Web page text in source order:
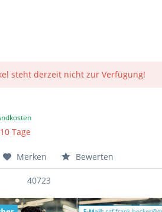
steht derzeit nicht zur Verfügung!
Tage
Merken Bewerten
40723